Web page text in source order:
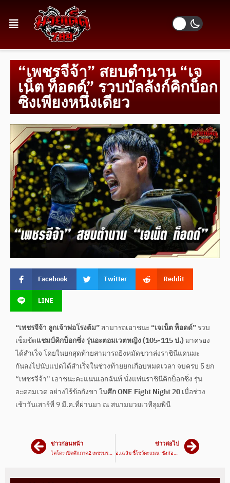
“เพชรจีจ้า” สยบตำนาน “เจ
เน็ต ท็อดด์” รวบบัลลังก์คิกบ็อก
ซิ่งเพียงหนึ่งเดียว
Facebook Twitter
Reddit
LINE
“เพชรจีจ้า ลูกเจ้าพ่อโรงต้ม”สามารถเอาชนะ “เจเน็ต ท็อดด์”รวบ
เข็มขัดแชมป์คิกบ็อกซิ่ง รุ่นอะตอมเวตหญิง (105-115 ป.)มาครอง
ได้สำเร็จ โดยในยกสุดท้ายสามารถยิงหมัดขวาส่งราชินีแดนมะ
กันลงไปนับแปดได้สำเร็จในช่วงท้ายยกเกือบหมดเวลา จบครบ 5 ยก
“เพชรจีจ้า” เอาชนะคะแนนเอกฉันท์ นั่งแท่นราชินีคิกบ็อกซิ่ง รุ่น
อะตอมเวต อย่างไร้ข้อกังขา ในศึก ONE Fight Night 20เมื่อช่วง
เช้าวันเสาร์ที่ 9 มี.ค.ที่ผ่านมา ณ สนามมวยเวทีลุมพินี
ข่าวก่อนหน้า
ไคโตะ เปิดศึกภาค2 เพชรมรกต มีแชมป์เป็นเดิมพัน
ข่าวต่อไป
อ.เฉลิม ชี้โชว์คะแนน-ชั่งก่อนชก เพื่อช่วยมวยไทย